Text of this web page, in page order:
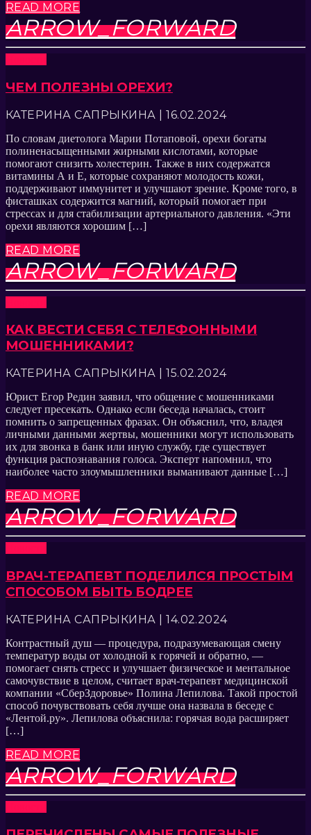
READ MORE
ARROW_FORWARD
ЧЕМ ПОЛЕЗНЫ ОРЕХИ?
КАТЕРИНА САПРЫКИНА | 16.02.2024
По словам диетолога Марии Потаповой, орехи богаты
полиненасыщенными жирными кислотами, которые
помогают снизить холестерин. Также в них содержатся
витамины А и Е, которые сохраняют молодость кожи,
поддерживают иммунитет и улучшают зрение. Кроме того, в
фисташках содержится магний, который помогает при
стрессах и для стабилизации артериального давления. «Эти
орехи являются хорошим […]
READ MORE
ARROW_FORWARD
КАК ВЕСТИ СЕБЯ С ТЕЛЕФОННЫМИ
МОШЕННИКАМИ?
КАТЕРИНА САПРЫКИНА | 15.02.2024
Юрист Егор Редин заявил, что общение с мошенниками
следует пресекать. Однако если беседа началась, стоит
помнить о запрещенных фразах. Он объяснил, что, владея
личными данными жертвы, мошенники могут использовать
их для звонка в банк или иную службу, где существует
функция распознавания голоса. Эксперт напомнил, что
наиболее часто злоумышленники выманивают данные […]
READ MORE
ARROW_FORWARD
ВРАЧ-ТЕРАПЕВТ ПОДЕЛИЛСЯ ПРОСТЫМ
СПОСОБОМ БЫТЬ БОДРЕЕ
КАТЕРИНА САПРЫКИНА | 14.02.2024
Контрастный душ — процедура, подразумевающая смену
температур воды от холодной к горячей и обратно, —
помогает снять стресс и улучшает физическое и ментальное
самочувствие в целом, считает врач-терапевт медицинской
компании «СберЗдоровье» Полина Лепилова. Такой простой
способ почувствовать себя лучше она назвала в беседе с
«Лентой.ру». Лепилова объяснила: горячая вода расширяет
[…]
READ MORE
ARROW_FORWARD